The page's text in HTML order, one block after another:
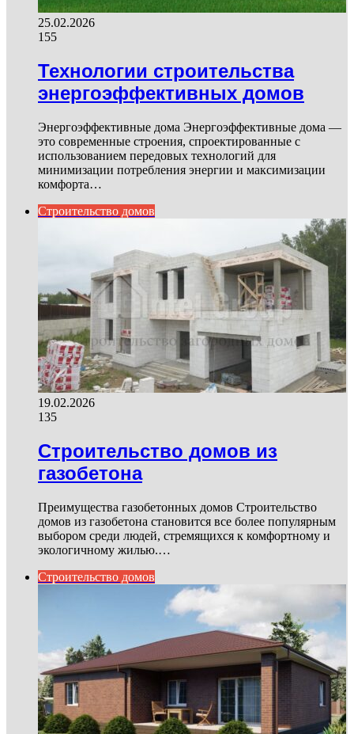
25.02.2026
155
Технологии строительства
энергоэффективных домов
Энергоэффективные дома Энергоэффективные дома —
это современные строения, спроектированные с
использованием передовых технологий для
минимизации потребления энергии и максимизации
комфорта…
Строительство домов
19.02.2026
135
Строительство домов из
газобетона
Преимущества газобетонных домов Строительство
домов из газобетона становится все более популярным
выбором среди людей, стремящихся к комфортному и
экологичному жилью.…
Строительство домов